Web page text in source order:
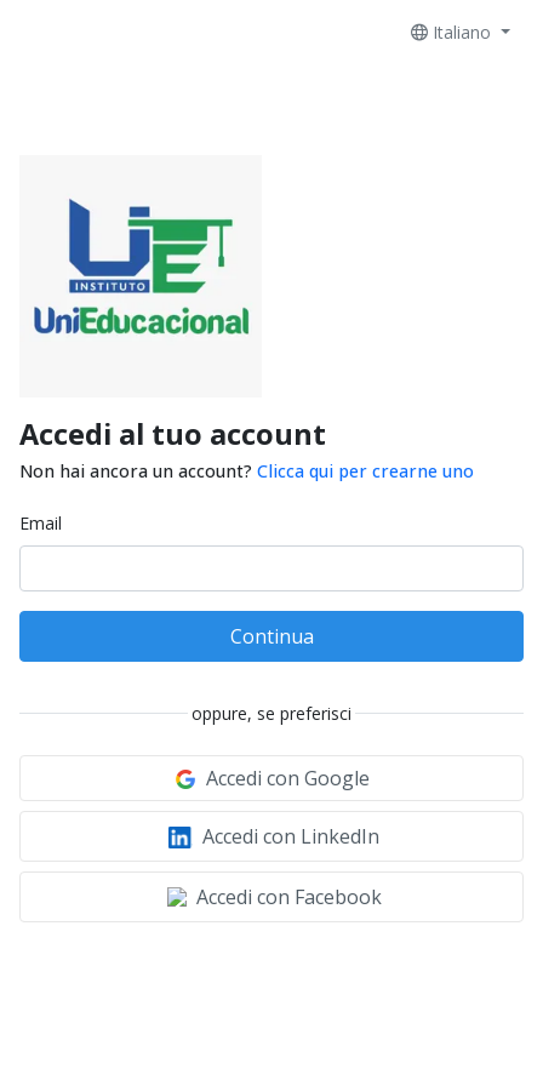
Italiano
Accedi al tuo account
Non hai ancora un account? Clicca qui per crearne uno
Email
Continua
oppure, se preferisci
Accedi con Google
Accedi con LinkedIn
Accedi con Facebook